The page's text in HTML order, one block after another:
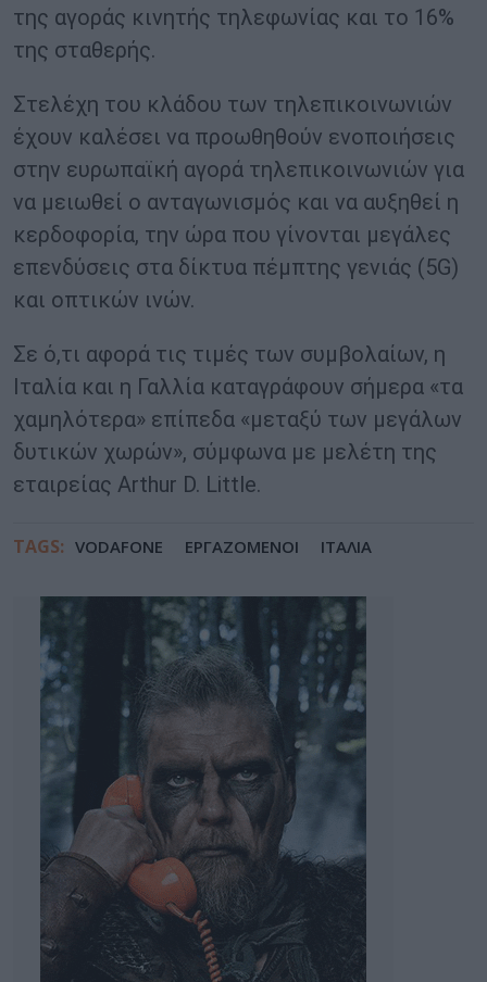
της αγοράς κινητής τηλεφωνίας και το 16%
της σταθερής.
Στελέχη του κλάδου των τηλεπικοινωνιών
έχουν καλέσει να προωθηθούν ενοποιήσεις
στην ευρωπαϊκή αγορά τηλεπικοινωνιών για
να μειωθεί ο ανταγωνισμός και να αυξηθεί η
κερδοφορία, την ώρα που γίνονται μεγάλες
επενδύσεις στα δίκτυα πέμπτης γενιάς (5G)
και οπτικών ινών.
Σε ό,τι αφορά τις τιμές των συμβολαίων, η
Ιταλία και η Γαλλία καταγράφουν σήμερα «τα
χαμηλότερα» επίπεδα «μεταξύ των μεγάλων
δυτικών χωρών», σύμφωνα με μελέτη της
εταιρείας Arthur D. Little.
TAGS: VODAFONE ΕΡΓΑΖΟΜΕΝΟΙ ΙΤΑΛΙΑ